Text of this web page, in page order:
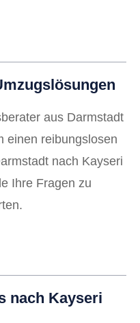
aus Darmstadt
einen reibungslosen
nach Kayseri
Ihre Fragen zu
nach Kayseri